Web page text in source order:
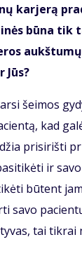
karjerą
būna tik
šeimos
kad
prisirišti
ir
būtent
savo
tai tikrai